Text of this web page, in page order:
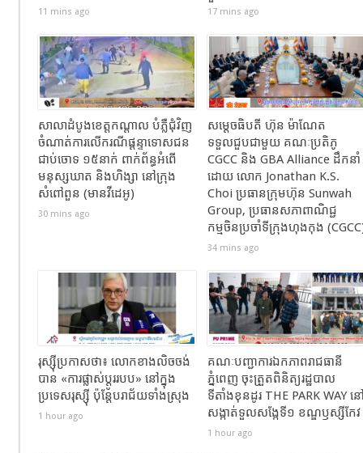
11 mins ago 17 mins ago
សាលាដំបូងខេត្តកណ្ដាល បំភ្លឺជុំវិញ
ចំណាត់ការលើករណីផ្ដន្ទាទោសជន
ជាប់ចោទ ១៥នាក់ ពាក់ព័ន្ធអំពើ
មនុស្សឃាត និងហិង្សា នៅក្រុង
សំពៅពួន (មានវីដេអូ)
30 mins ago
សម្ដេចធិបតី ហ៊ុន ម៉ាណែត
ទទួលជួបជាមួយ គណៈប្រតិភូ
CGCC និង GBA Alliance ដឹកនាំ
ដោយ លោក Jonathan K.S.
Choi ប្រធានក្រុមហ៊ុន Sunwah
Group, ប្រធានសភាពាណិជ្ជ
កម្មចិនប្រចាំទីក្រុងហុងកុង
34 mins ago
រុស្ស៊ីប្រកាសថា៖ លោកខាងលិចចង់
បាន «ការផ្លាស់ប្តូររបប» នៅក្នុង
ប្រទេសរុស្ស៊ី ប៉ុន្តែបរាជ័យទាំងស្រុង
1 hour ago
គណៈបញ្ជាការឯកភាពរាជធានី
ភ្នំពេញ ចុះត្រួតពិនិត្យរដ្ឋបាល
ទីតាំងខុនដូរ THE PARK WAY ន
សង្កាត់ទួលសង្កែទី១ ខណ្ឌឫស្សីកែវ
1 hour ago